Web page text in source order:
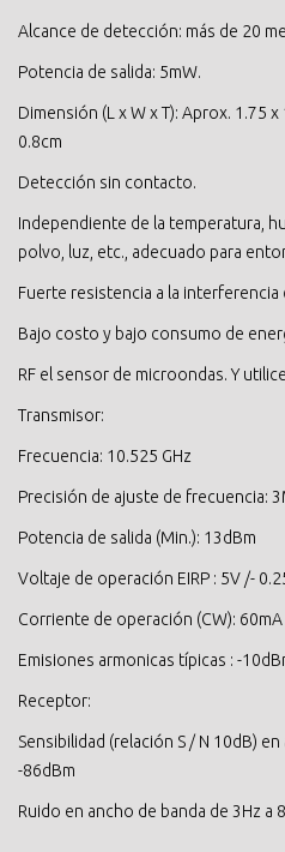
Alcance de detección: más de 20
Potencia de salida: 5mW.
Dimensión (L x W x T): Aprox. 1.75
0.8cm
Detección sin contacto.
Independiente de la temperatura,
polvo, luz, etc., adecuado para
Fuerte resistencia a la interferencia
Bajo costo y bajo consumo de
RF el sensor de microondas. Y
Transmisor:
Frecuencia: 10.525 GHz
Precisión de ajuste de frecuencia:
Potencia de salida (Min.): 13dBm
Voltaje de operación EIRP : 5V /-
Corriente de operación (CW): 60mA
Emisiones armonicas típicas : -
Receptor:
Sensibilidad (relación S / N 10dB)
-86dBm
Ruido en ancho de banda de 3Hz a